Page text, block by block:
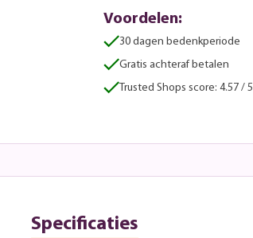
Voordelen:
30 dagen bedenkperiode
Gratis achteraf betalen
Trusted Shops score: 4.57 / 5
Specificaties